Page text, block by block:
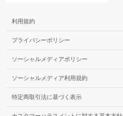
利用規約
プライバシーポリシー
ソーシャルメディアポリシー
ソーシャルメディア利用規約
特定商取引法に基づく表示